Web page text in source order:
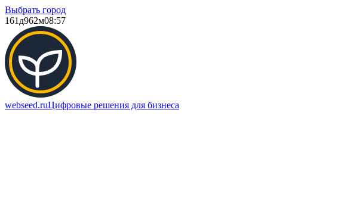
Выбрать город
161д962м08:57
webseed.ruЦифровые решения для бизнеса